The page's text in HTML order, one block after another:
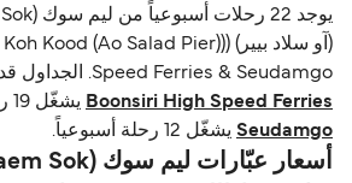
Speed Ferries & Seudamgo. الجداول قد تتغير حسب الموسم.
Boonsiri High Speed Ferries يشغّل 19 رحلة أسبوعياً.
Seudamgo يشغّل 12 رحلة أسبوعياً.